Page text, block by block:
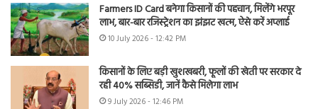
Farmers ID Card बनेगा किसानों की पहचान, मिलेंगे भरपूर
लाभ, बार-बार रजिस्ट्रेशन का झंझट खत्म, ऐसे करें अप्लाई
10 July 2026 - 12:42 PM
किसानों के लिए बड़ी खुशखबरी, फूलों की खेती पर सरकार दे
रही 40% सब्सिडी, जानें कैसे मिलेगा लाभ
9 July 2026 - 12:46 PM